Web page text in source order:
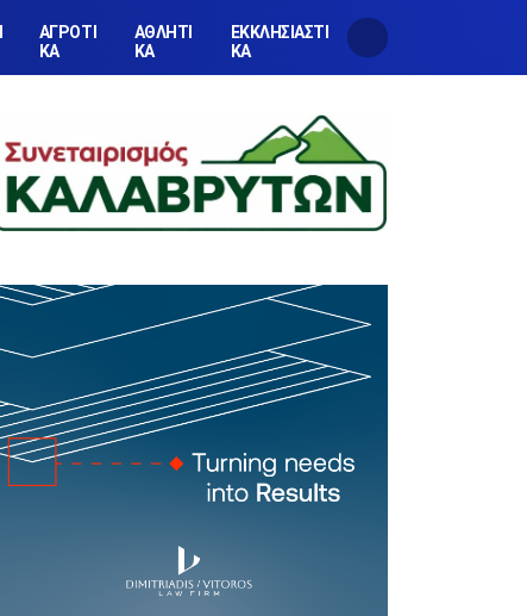
ΑΓΡΟΤΙ
ΚΑ
ΑΘΛΗΤΙ
ΚΑ
ΕΚΚΛΗΣΙΑΣΤΙ
ΚΑ